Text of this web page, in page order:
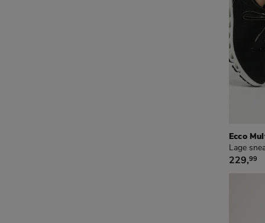
Ecco
Lage
€ 229,99
229,99